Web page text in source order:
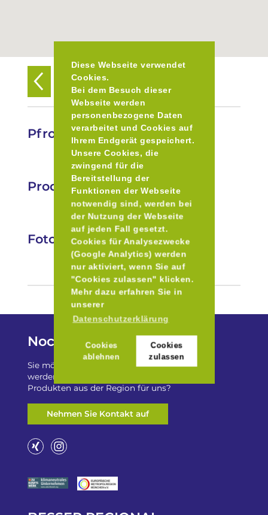
Diese Webseite verwendet
Cookies.
Bei dem Besuch dieser
Webseite werden
personenbezogene Daten
verarbeitet und Cookies auf
Ihrem Endgerät gespeichert.
Unsere Cookies, die
zwingend für die
Bereitstellung der
Funktionen der Webseite
notwendig sind, werden bei
der Nutzung der Webseite
auf jeden Fall gesetzt.
Cookies für Analysezwecke
(Google Analytics) werden
nur aktiviert, wenn Sie auf
"Cookies zulassen" klicken.
Mehr dazu erfahren Sie in
unserer
Datenschutzerklärung
Cookies
ablehnen
Cookies
zulassen
Zurück zur Übersicht
Pfrontener Käsealp
Produkte
Fotos
Noch Fragen?
Sie möchten auf „Besser Regional“ gelistet
werden? Oder haben Sie einen Freizeittip zu
Produkten aus der Region für uns?
Nehmen Sie Kontakt auf